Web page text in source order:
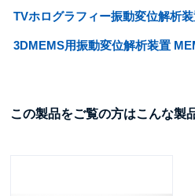
TVホログラフィー振動変位解析
3DMEMS用振動変位解析装置
この製品をご覧の方はこんな製